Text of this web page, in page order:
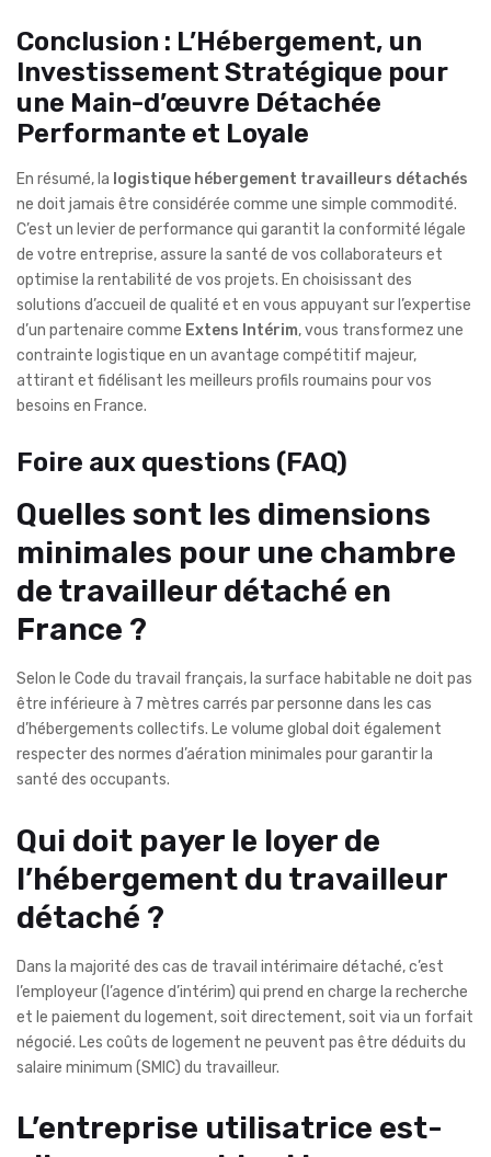
Conclusion : L’Hébergement, un
Investissement Stratégique pour
une Main-d’œuvre Détachée
Performante et Loyale
En résumé, la logistique hébergement travailleurs détachés
ne doit jamais être considérée comme une simple commodité.
C’est un levier de performance qui garantit la conformité légale
de votre entreprise, assure la santé de vos collaborateurs et
optimise la rentabilité de vos projets. En choisissant des
solutions d’accueil de qualité et en vous appuyant sur l’expertise
d’un partenaire comme Extens Intérim, vous transformez une
contrainte logistique en un avantage compétitif majeur,
attirant et fidélisant les meilleurs profils roumains pour vos
besoins en France.
Foire aux questions (FAQ)
Quelles sont les dimensions
minimales pour une chambre
de travailleur détaché en
France ?
Selon le Code du travail français, la surface habitable ne doit pas
être inférieure à 7 mètres carrés par personne dans les cas
d’hébergements collectifs. Le volume global doit également
respecter des normes d’aération minimales pour garantir la
santé des occupants.
Qui doit payer le loyer de
l’hébergement du travailleur
détaché ?
Dans la majorité des cas de travail intérimaire détaché, c’est
l’employeur (l’agence d’intérim) qui prend en charge la recherche
et le paiement du logement, soit directement, soit via un forfait
négocié. Les coûts de logement ne peuvent pas être déduits du
salaire minimum (SMIC) du travailleur.
L’entreprise utilisatrice est-